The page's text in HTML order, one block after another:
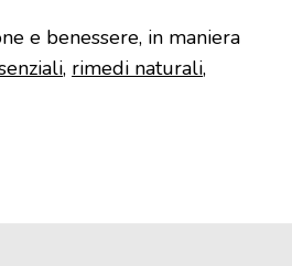
e benessere, in maniera
, rimedi naturali,